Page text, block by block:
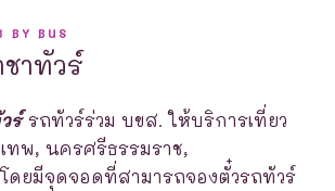
BY BUS
าทัวร์
ร์ รถทัวร์ร่วม บขส. ให้บริการเที่ยว
ทพ, นครศรีธรรมราช,
ดยมีจุดจอดที่สามารถจองตั๋วรถทัวร์